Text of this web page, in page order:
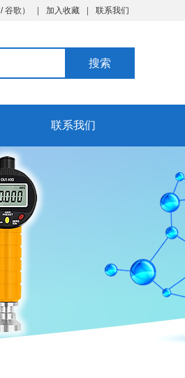
/谷歌 ） 加入收藏 联系我们
联系我们